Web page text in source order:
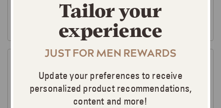
INSTRUCTIONS DE
SHAMPOOING DANS LA
COULEUR
INSTRUCTIONS DE
COULEUR FACILES À
PEIGNER
Image Image
Tailor your
experience
JUST FOR MEN REWARDS
Update your preferences to receive
personalized product recommendations,
content and more!